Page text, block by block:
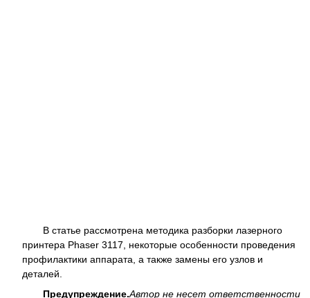
В статье рассмотрена методика разборки лазерного
принтера Phaser 3117, некоторые особенности проведения
профилактики аппарата, а также замены его узлов и
деталей.
Предупреждение.Автор не несет ответственности